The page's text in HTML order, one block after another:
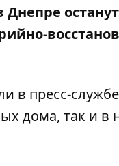
в пресс-
дома, так и в